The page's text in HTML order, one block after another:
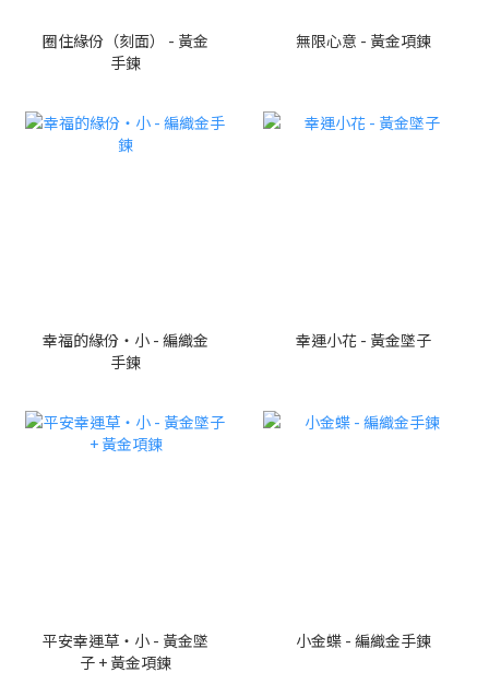
圈住緣份（刻面） - 黃金
手鍊
無限心意 - 黃金項鍊
幸福的緣份・小 - 編織金
手鍊
幸運小花 - 黃金墜子
平安幸運草・小 - 黃金墜
子 + 黃金項鍊
小金蝶 - 編織金手鍊